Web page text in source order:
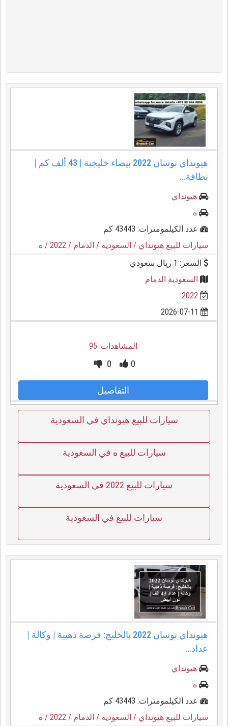
هيونداي توسان 2022 بيضاء خليجية | 43 ألف كم |
نظافة...
هيونداي
ه
عدد الكيلمومترات: 43443 كم
سيارات للبيع هيونداي / السعودية / الدمام / 2022
/ ه
السعر: 1 ريال سعودي
السعودية الدمام
2022
المشاهدات: 95
0
0
التفاصيل
سيارات للبيع هيونداي في السعودية
سيارات للبيع ه في السعودية
سيارات للبيع 2022 في السعودية
سيارات للبيع في السعودية
هيونداي توسان 2022 بالخليج: فرصة ذهبية | وكالة |
عداد...
هيونداي
ه
عدد الكيلمومترات: 43443 كم
سيارات للبيع هيونداي / السعودية / الدمام / 2022
/ ه